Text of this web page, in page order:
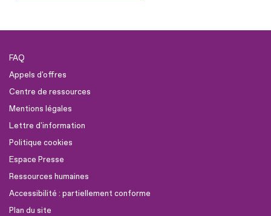
FAQ
Appels d'offres
Centre de ressources
Mentions légales
Lettre d'information
Politique cookies
Espace Presse
Ressources humaines
Accessibilité : partiellement conforme
Plan du site